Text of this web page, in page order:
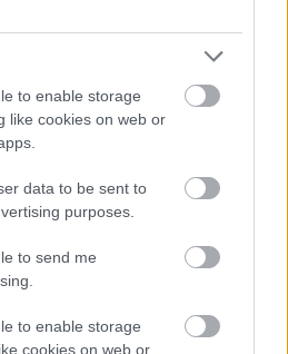
to enable storage
like cookies on web or
data to be sent to
purposes.
to send me
to enable storage
cookies on web or